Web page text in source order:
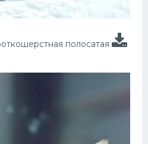
полосатая